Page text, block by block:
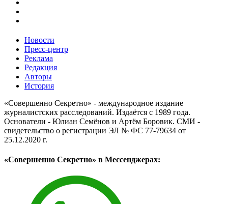
Новости
Пресс-центр
Реклама
Редакция
Авторы
История
«Совершенно Секретно» - международное издание
журналистских расследований. Издаётся с 1989 года.
Основатели - Юлиан Семёнов и Артём Боровик. CМИ -
свидетельство о регистрации ЭЛ № ФС 77-79634 от
25.12.2020 г.
«Совершенно Секретно» в Мессенджерах: